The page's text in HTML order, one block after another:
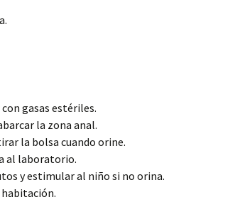
gasas estériles.
la zona anal.
la bolsa cuando orine.
al laboratorio.
y estimular al niño si no orina.